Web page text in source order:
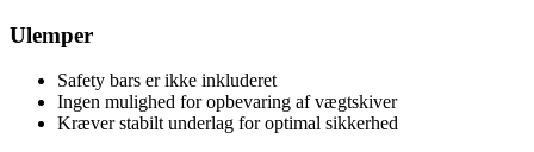
Ulemper
Safety bars er ikke inkluderet
Ingen mulighed for opbevaring af vægtskiver
Kræver stabilt underlag for optimal sikkerhed